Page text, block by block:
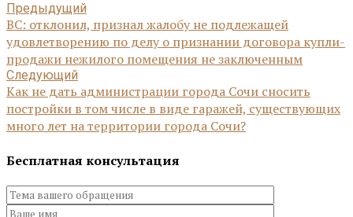
Предыдущий
ВС: отклонил, признал жалобу не подлежащей
удовлетворению по делу о признании договора купли-
продажи нежилого помещения не заключенным
Следующий
Как не дать администрации города Сочи сносить
постройки в том числе в виде гаражей, существующих
много лет на территории города Сочи?
Бесплатная консультация